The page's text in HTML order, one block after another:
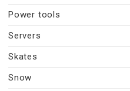
Power tools
Servers
Skates
Snow